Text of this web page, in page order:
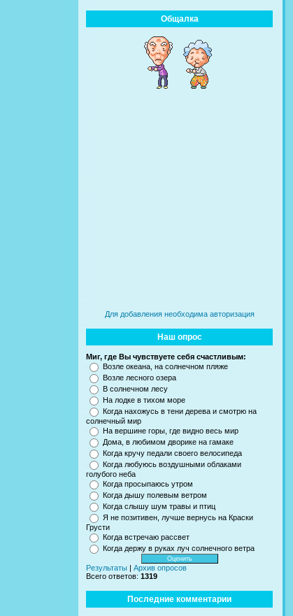
Общалка
Для добавления необходима авторизация
Наш опрос
Миг, где Вы чувствуете себя счастливым:
Возле океана, на солнечном пляже
Возле лесного озера
В солнечном лесу
На лодке в тихом море
Когда нахожусь в тени дерева и смотрю на
солнечный мир
На вершине горы, где видно весь мир
Дома, в любимом дворике на гамаке
Когда кручу педали своего велосипеда
Когда любуюсь воздушными облаками
голубого неба
Когда просыпаюсь утром
Когда дышу полевым ветром
Когда слышу шум травы и птиц
Я не позитивен, лучше вернусь на Краски
Грусти
Когда встречаю рассвет
Когда держу в руках луч солнечного ветра
Результаты
Архив опросов
Всего ответов: 1319
Последние комментарии